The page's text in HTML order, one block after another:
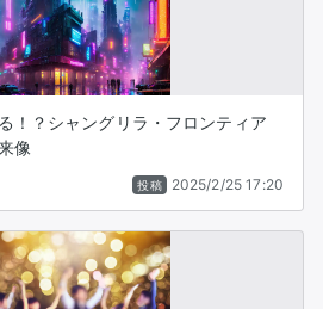
！？シャングリラ・フロンティア
像
投稿 2025/2/25 17:20